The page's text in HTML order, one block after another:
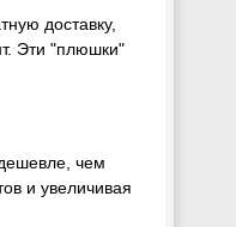
доставку,
Эти "плюшки"
чем
и увеличивая